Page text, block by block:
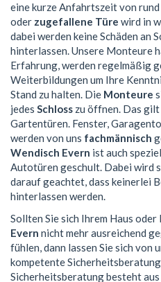
eine kurze Anfahrtszeit von
oder zugefallene Türe wird in
dabei werden keine Schäden an
hinterlassen. Unsere Monteure
Erfahrung, werden regelmäßig
Weiterbildungen um Ihre
Stand zu halten. Die Monteure
jedes Schloss zu öffnen. Das
Gartentüren. Fenster,
werden von uns fachmännisch
Wendisch Evern ist auch
Autotüren geschult. Dabei
darauf geachtet, dass keinerlei
hinterlassen werden.
Sollten Sie sich Ihrem Haus
Evern nicht mehr ausreichend
fühlen, dann lassen Sie sich von
kompetente
Sicherheitsberatung besteht